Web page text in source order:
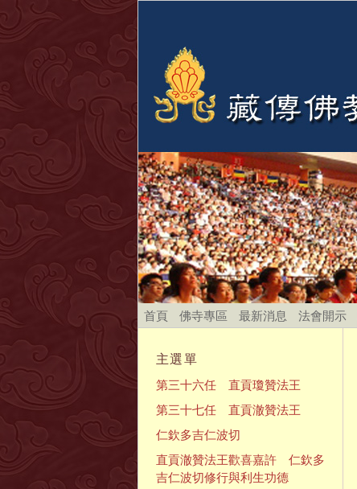
首頁 佛寺專區 最新消息 法會開示
主選單
第三十六任 直貢瓊贊法王
第三十七任 直貢澈贊法王
仁欽多吉仁波切
直貢澈贊法王歡喜嘉許 仁欽多
吉仁波切修行與利生功德